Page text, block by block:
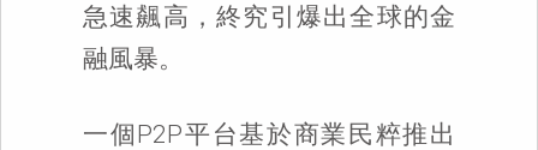
急速飆高，終究引爆出全球的金
融風暴。
一個P2P平台基於商業民粹推出